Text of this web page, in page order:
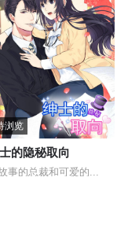
浏览
的隐秘取向
事的总裁和可爱的...